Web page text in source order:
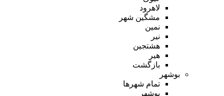
لاهرود
مشگین شهر
نمین
نیر
هشتجین
هیر
بازگشت
بوشهر
تمام شهر‌ها
بوشهر